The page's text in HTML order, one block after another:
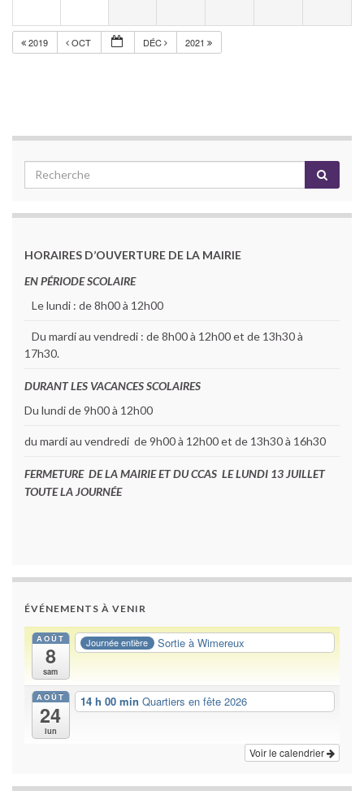
2019 OCT DÉC 2021
HORAIRES D’OUVERTURE DE LA MAIRIE
EN PÉRIODE SCOLAIRE
Le lundi : de 8h00 à 12h00
Du mardi au vendredi : de 8h00 à 12h00 et de 13h30 à
17h30.
DURANT LES VACANCES SCOLAIRES
Du lundi de 9h00 à 12h00
du mardi au vendredi de 9h00 à 12h00 et de 13h30 à 16h30
FERMETURE DE LA MAIRIE ET DU CCAS LE LUNDI 13 JUILLET
TOUTE LA JOURNÉE
ÉVÉNEMENTS À VENIR
AOÛT
8
sam
Journée entière Sortie à Wimereux
AOÛT
24
lun
14 h 00 min Quartiers en fête 2026
Voir le calendrier